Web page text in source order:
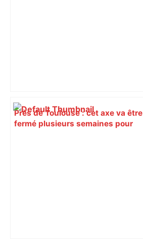
Près de Toulouse : cet axe va être
fermé plusieurs semaines pour